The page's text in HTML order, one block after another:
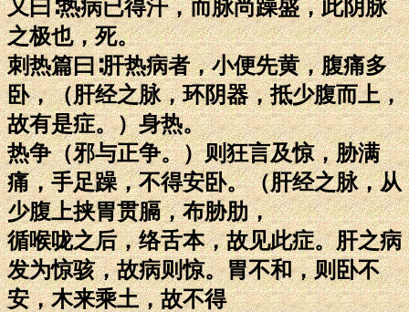
又曰∶热病已得汗，而脉尚躁盛，此阴脉
之极也，死。
刺热篇曰∶肝热病者，小便先黄，腹痛多
卧，（肝经之脉，环阴器，抵少腹而上，
故有是症。）身热。
热争（邪与正争。）则狂言及惊，胁满
痛，手足躁，不得安卧。（肝经之脉，从
少腹上挟胃贯膈，布胁肋，
循喉咙之后，络舌本，故见此症。肝之病
发为惊骇，故病则惊。胃不和，则卧不
安，木来乘土，故不得